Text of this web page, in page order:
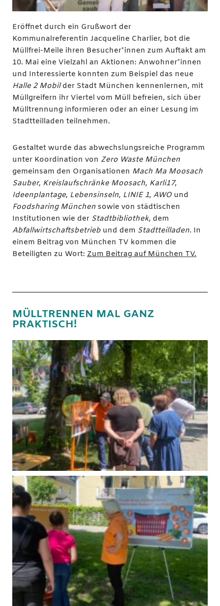
Eröffnet durch ein Grußwort der
Kommunalreferentin Jacqueline Charlier, bot die
Müllfrei-Meile ihren Besucher*innen zum Auftakt am
10. Mai eine Vielzahl an Aktionen: Anwohner*innen
und Interessierte konnten zum Beispiel das neue
Halle 2 Mobilder Stadt München kennenlernen, mit
Müllgreifern ihr Viertel vom Müll befreien, sich über
Mülltrennung informieren oder an einer Lesung im
Stadtteilladen teilnehmen.
Gestaltet wurde das abwechslungsreiche Programm
unter Koordination von Zero Waste München
gemeinsam den Organisationen Mach Ma Moosach
Sauber, Kreislaufschränke Moosach, Karli17,
Ideenplantage, Lebensinseln, LINIE 1, AWO und
Foodsharing München sowie von städtischen
Institutionen wie der Stadtbibliothek, dem
Abfallwirtschaftsbetrieb und dem Stadtteilladen. In
einem Beitrag von München TV kommen die
Beteiligten zu Wort: Zum Beitrag auf München TV.
MÜLLTRENNEN MAL GANZ
PRAKTISCH!